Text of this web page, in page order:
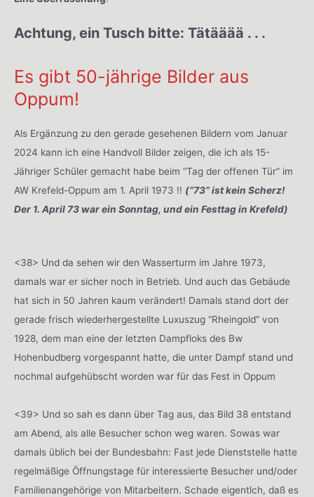
Achtung, ein Tusch bitte: Tätääää . . .
Es gibt 50-jährige Bilder aus
Oppum!
Als Ergänzung zu den gerade gesehenen Bildern vom Januar
2024 kann ich eine Handvoll Bilder zeigen, die ich als 15-
Jähriger Schüler gemacht habe beim “Tag der offenen Tür” im
AW Krefeld-Oppum am 1. April 1973 !! (“73” ist kein Scherz!
Der 1. April 73 war ein Sonntag, und ein Festtag in Krefeld)
<38> Und da sehen wir den Wasserturm im Jahre 1973,
damals war er sicher noch in Betrieb. Und auch das Gebäude
hat sich in 50 Jahren kaum verändert! Damals stand dort der
gerade frisch wiederhergestellte Luxuszug “Rheingold” von
1928, dem man eine der letzten Dampfloks des Bw
Hohenbudberg vorgespannt hatte, die unter Dampf stand und
nochmal aufgehübscht worden war für das Fest in Oppum
<39> Und so sah es dann über Tag aus, das Bild 38 entstand
am Abend, als alle Besucher schon weg waren. Sowas war
damals üblich bei der Bundesbahn: Fast jede Dienststelle hatte
regelmäßige Öffnungstage für interessierte Besucher und/oder
Familienangehörige von Mitarbeitern. Schade eigentlch, daß es